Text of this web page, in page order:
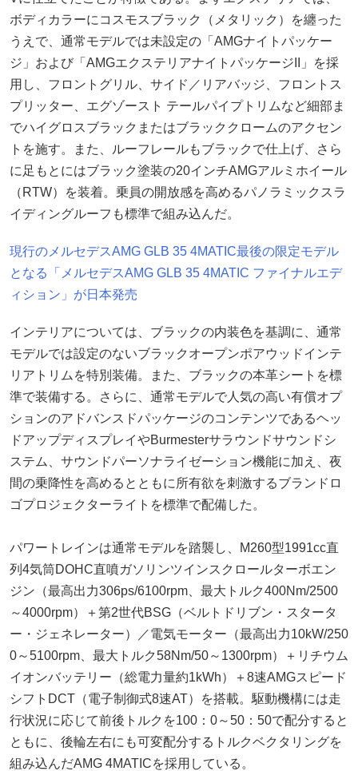
ボディカラーにコスモスブラック（メタリック）を纏った
うえで、通常モデルでは未設定の「AMGナイトパッケー
ジ」および「AMGエクステリアナイトパッケージII」を採
用し、フロントグリル、サイド／リアバッジ、フロントス
プリッター、エグゾースト テールパイプトリムなど細部ま
でハイグロスブラックまたはブラッククロームのアクセン
トを施す。また、ルーフレールもブラックで仕上げ、さら
に足もとにはブラック塗装の20インチAMGアルミホイール
（RTW）を装着。乗員の開放感を高めるパノラミックスラ
イディングルーフも標準で組み込んだ。
現行のメルセデスAMG GLB 35 4MATIC最後の限定モデル
となる「メルセデスAMG GLB 35 4MATIC ファイナルエデ
ィション」が日本発売
インテリアについては、ブラックの内装色を基調に、通常
モデルでは設定のないブラックオープンポアウッドインテ
リアトリムを特別装備。また、ブラックの本革シートを標
準で装備する。さらに、通常モデルで人気の高い有償オプ
ションのアドバンスドパッケージのコンテンツであるヘッ
ドアップディスプレイやBurmesterサラウンドサウンドシ
ステム、サウンドパーソナライゼーション機能に加え、夜
間の乗降性を高めるとともに所有欲を刺激するブランドロ
ゴプロジェクターライトを標準で配備した。
パワートレインは通常モデルを踏襲し、M260型1991cc直
列4気筒DOHC直噴ガソリンツインスクロールターボエン
ジン（最高出力306ps/6100rpm、最大トルク400Nm/2500
～4000rpm）＋第2世代BSG（ベルトドリブン・スタータ
ー・ジェネレーター）／電気モーター（最高出力10kW/250
0～5100rpm、最大トルク58Nm/50～1300rpm）＋リチウム
イオンバッテリー（総電力量約1kWh）＋8速AMGスピード
シフトDCT（電子制御式8速AT）を搭載。駆動機構には走
行状況に応じて前後トルクを100：0～50：50で配分すると
ともに、後輪左右にも可変配分するトルクベクタリングを
組み込んだAMG 4MATICを採用している。